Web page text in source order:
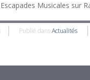
Musicales sur
Publié dansActualités